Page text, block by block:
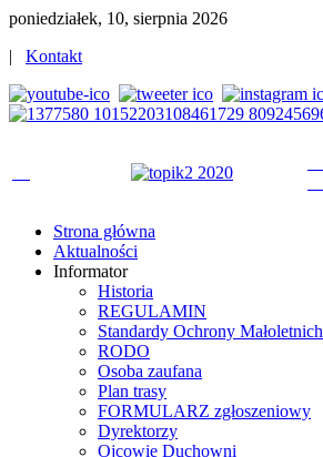
poniedziałek, 10, sierpnia 2026
| Kontakt
Strona główna
Aktualności
Informator
Historia
REGULAMIN
Standardy Ochrony Małoletnich
RODO
Osoba zaufana
Plan trasy
FORMULARZ zgłoszeniowy
Dyrektorzy
Ojcowie Duchowni